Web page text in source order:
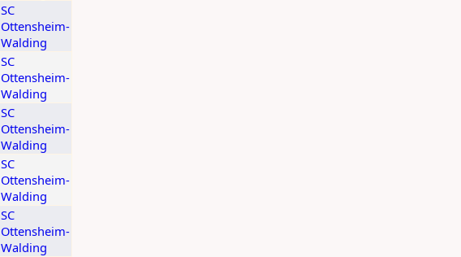
SC
Ottensheim-
Walding
SC
Ottensheim-
Walding
SC
Ottensheim-
Walding
SC
Ottensheim-
Walding
SC
Ottensheim-
Walding